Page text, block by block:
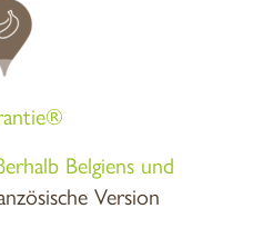
Belgiens und
Version